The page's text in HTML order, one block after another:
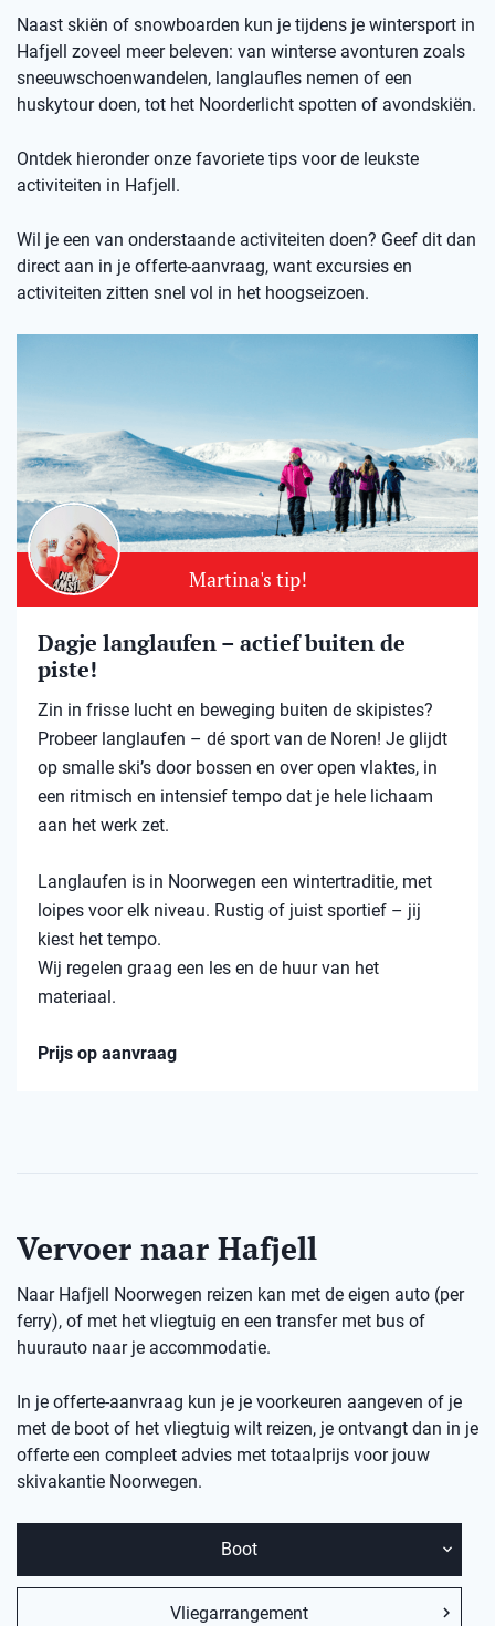
Naast skiën of snowboarden kun je tijdens je wintersport in
Hafjell zoveel meer beleven: van winterse avonturen zoals
sneeuwschoenwandelen, langlaufles nemen of een
huskytour doen, tot het Noorderlicht spotten of avondskiën.
Ontdek hieronder onze favoriete tips voor de leukste
activiteiten in Hafjell.
Wil je een van onderstaande activiteiten doen? Geef dit dan
direct aan in je offerte-aanvraag, want excursies en
activiteiten zitten snel vol in het hoogseizoen.
Martina's tip!
Dagje langlaufen – actief buiten de
piste!
Zin in frisse lucht en beweging buiten de skipistes?
Probeer langlaufen – dé sport van de Noren! Je glijdt
op smalle ski’s door bossen en over open vlaktes, in
een ritmisch en intensief tempo dat je hele lichaam
aan het werk zet.
Langlaufen is in Noorwegen een wintertraditie, met
loipes voor elk niveau. Rustig of juist sportief – jij
kiest het tempo.
Wij regelen graag een les en de huur van het
materiaal.
Prijs op aanvraag
Vervoer naar Hafjell
Naar Hafjell Noorwegen reizen kan met de eigen auto (per
ferry), of met het vliegtuig en een transfer met bus of
huurauto naar je accommodatie.
In je offerte-aanvraag kun je je voorkeuren aangeven of je
met de boot of het vliegtuig wilt reizen, je ontvangt dan in je
offerte een compleet advies met totaalprijs voor jouw
skivakantie Noorwegen.
Boot
Vliegarrangement